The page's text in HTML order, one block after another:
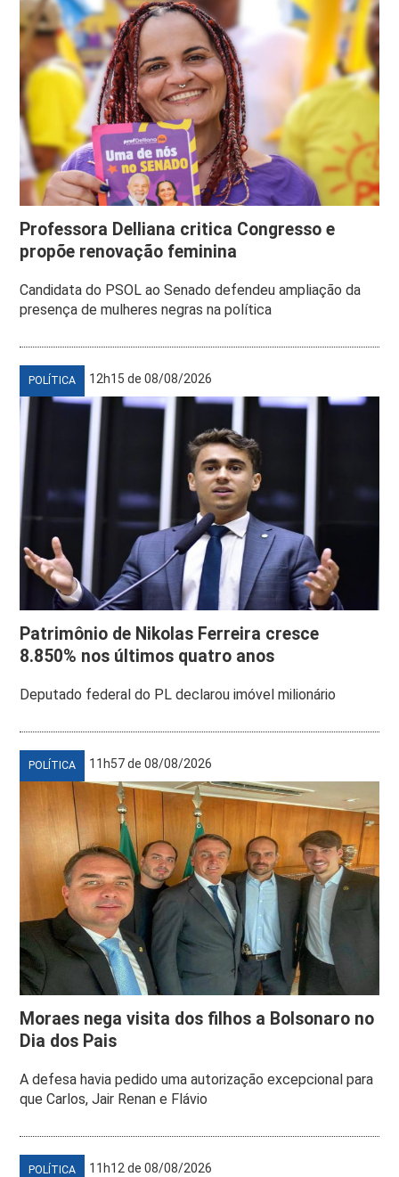
Professora Delliana critica Congresso e
propõe renovação feminina
Candidata do PSOL ao Senado defendeu ampliação da
presença de mulheres negras na política
POLÍTICA 12h15 de 08/08/2026
Patrimônio de Nikolas Ferreira cresce
8.850% nos últimos quatro anos
Deputado federal do PL declarou imóvel milionário
POLÍTICA 11h57 de 08/08/2026
Moraes nega visita dos filhos a Bolsonaro no
Dia dos Pais
A defesa havia pedido uma autorização excepcional para
que Carlos, Jair Renan e Flávio
POLÍTICA 11h12 de 08/08/2026